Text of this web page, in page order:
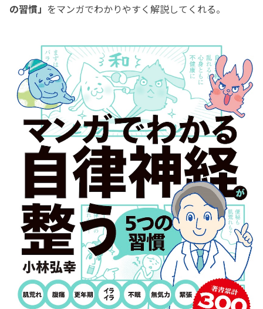
の習慣」 をマンガでわかりやすく解説してくれる。